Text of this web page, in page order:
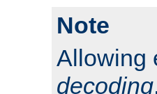
Note
Allowing
decoding